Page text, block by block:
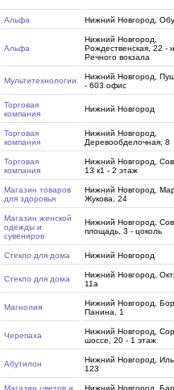
Альфа Нижний Новгород,
Альфа
Нижний Новгород,
Рождественская, 22 -
Речного вокзала
Мультитехнологии
Нижний Новгород,
- 603 офис
Торговая
компания
Нижний Новгород
Торговая
компания
Нижний Новгород,
Деревообделочная, 8
Торговая
компания
Нижний Новгород,
13 к1 - 2 этаж
Магазин товаров
для здоровья
Нижний Новгород,
Жукова, 24
Магазин женской
одежды и
сувениров
Нижний Новгород,
площадь, 3 - цоколь
Стекло для дома Нижний Новгород
Стекло для дома
Нижний Новгород,
11а
Магнолия
Нижний Новгород,
Панина, 1
Черепаха
Нижний Новгород,
шоссе, 20 - 1 этаж
Абутилон
Нижний Новгород,
123
Магазин цветов и
Нижний Новгород,